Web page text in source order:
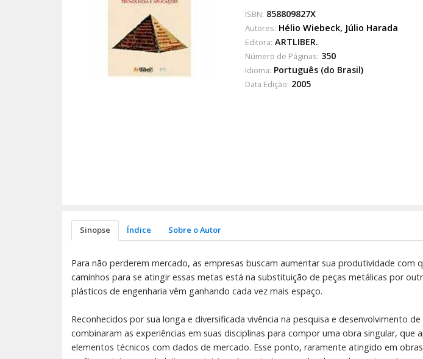
ISBN: 858809827X
Autores: Hélio Wiebeck, Júlio Harada
Editora: ARTLIBER.
Número de Páginas: 350
Idioma: Português (do Brasil)
Data Edição: 2005
Sinopse Índice Sobre o Autor
Para não perderem mercado, as empresas buscam aumentar sua produtividade
caminhos para se atingir essas metas está na substituição de peças metálicas por
plásticos de engenharia vêm ganhando cada vez mais espaço.
Reconhecidos por sua longa e diversificada vivência na pesquisa e desenvolvimento
combinaram as experiências em suas disciplinas para compor uma obra singular,
elementos técnicos com dados de mercado. Esse ponto, raramente atingido em